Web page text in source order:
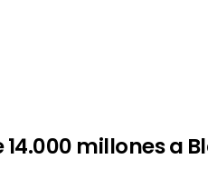
millones a